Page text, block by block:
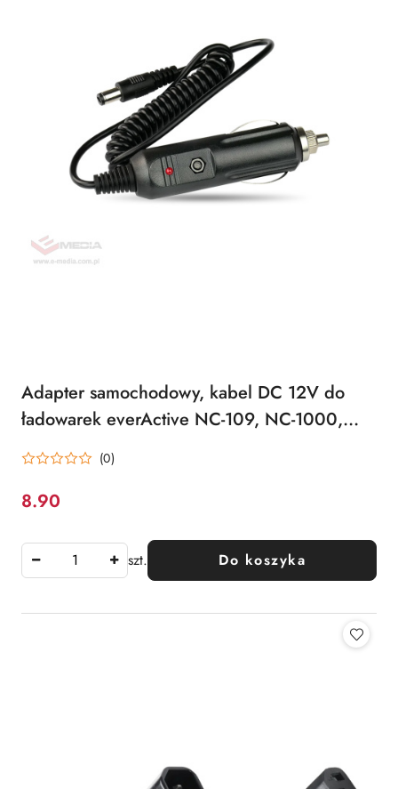
Adapter samochodowy, kabel DC 12V do
ładowarek everActive NC-109, NC-1000,
NC-1200, NC-1600, UC-4000, UC-4200,
UC-800
(0)
Cena:
8.90
szt. Do koszyka